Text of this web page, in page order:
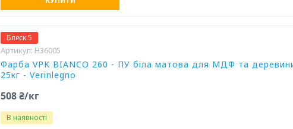
Блеск 5
H36005
Фарба VPK BIANCO 260 - ПУ біла матова для МДФ та
25кг - Verinlegno
508 ₴/кг
В наявності